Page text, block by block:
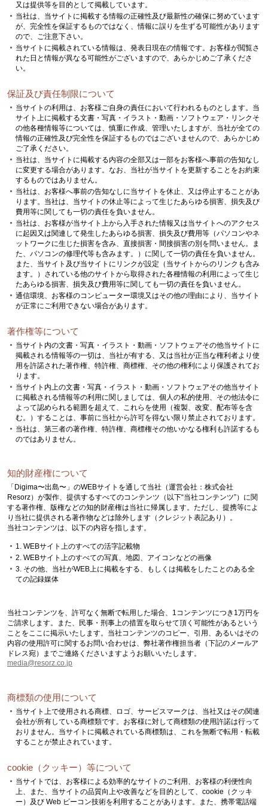
又は提供等を目的として掲載しています。
当社は、当サイトに掲載する情報の正確性及び最新性の確保に努めています
が、完全性を保証するものではなく、情報に誤りを生ずる可能性があります
ので、ご注意下さい。
当サイトに掲載されている情報は、発表日現在の情報です。お客様が閲覧さ
れた日と情報が異なる可能性がございますので、あらかじめご了承くださ
い。
保証及び責任制限について
当サイトの利用は、お客様ご自身の責任において行われるものとします。当
サイト上に掲載する文書・写真・イラスト・動画・ソフトウェア・リンクそ
の他各種情報等については、慎重に作成、管理いたしますが、当社が全ての
情報の正確性及び完全性を保証するものではございませんので、あらかじめ
ご了承ください。
当社は、当サイトに掲載する内容の全部又は一部をお客様へ事前の告知なし
に変更する場合があります。なお、当社が当サイトを更新することをお約束
するものではありません。
当社は、お客様へ事前の告知なしに当サイトを休止、又は停止することがあ
ります。当社は、当サイトの休止等によって生じたあらゆる損害、損失及び
費用等に関しても一切の責任を負いません。
当社は、お客様が当サイト上から入手された情報又は当サイトへのアクセス
に起因又は関連して発生したあらゆる損害、損失及び費用等（パソコンやネ
ットワークに生じた損害を含み、直接損害・間接損害の別を問いません。ま
た、パソコンの修理代等も含みます。）に関して一切の責任を負いません。
また、当サイト及び当サイトにリンクが設定（当サイトからのリンクも含み
ます。）されている他のサイトから取得された各種情報の利用によって生じ
たあらゆる損害、損失及び費用等に関しても一切の責任を負いません。
通信環境、お客様のコンピューター環境又はその他の理由により、当サイト
が正常にご利用できない場合があります。
著作権等について
当サイト内の文書・写真・イラスト・動画・ソフトウェアその他当サイトに
掲載される情報等の一切は、当社が有する、又は当社が正当な権利者より使
用を許諾された著作権、特許権、商標権、その他の権利により保護されてお
ります。
当サイト内上の文書・写真・イラスト・動画・ソフトウェアその他当サイト
に掲載される情報等の利用に関しましては、個人の私的使用、その他法令に
よって認められる範囲を超えて、これらを使用（複製、改変、配布等を含
む。）することは、事前に当社から許可を得ない限り禁止されております。
当社は、第三者の著作権、特許権、商標権その他いかなる権利も許諾するも
のではありません。
知的財産権について
「Digima〜出島〜」のWEBサイトを通して当社（運営会社：株式会社
Resorz）が製作、提供するすべてのコンテンツ（以下“当社コンテンツ”）に関
する著作権、版権などの知的財産権は当社に帰属します。ただし、提携等によ
り当社に提供される著作物などは除外します（クレジット表記あり）。
当社コンテンツは、以下の内容を指します。
1. WEBサイト上のすべての活字記載物
2. WEBサイト上のすべての写真、地図、アイコンなどの画像
3. その他、当社がWEB上に掲載をする、もしくは掲載をしたことのある全
ての記録媒体
当社コンテンツを、許可なく無断で転用した場合、1コンテンツにつき1万円を
ご請求します。また、民事・刑事上の措置を取らせて頂く可能性があるという
ことをここに掲示いたします。当社コンテンツのコピー、引用、あるいはその
内容の使用許可に関するお問い合わせは、弊社著作権担当者（下記のメールア
ドレス宛）までご連絡くださいますようお願いいたします。
media@resorz.co.jp
商標類の使用について
当サイト上で使用される商標、ロゴ、サービスマークは、当社又はその関連
会社が所有している商標類です。お客様に対して商標類の使用許諾は行って
おりません。当サイトに掲載されている商標類は、これを無断で転用・転載
することが禁止されています。
cookie（クッキー）等について
当サイトでは、お客様による効率的なサイトのご利用、お客様の利便性向
上、また、当サイトの品質向上や改善などを目的として、cookie（クッキ
ー）及び Web ビーコン技術を利用することがあります。また、携帯電話端